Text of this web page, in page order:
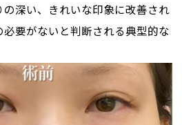
深い、きれいな印象に改善され
要がないと判断される典型的な